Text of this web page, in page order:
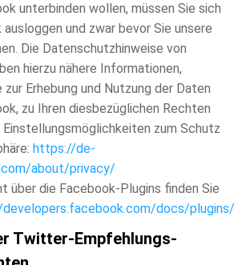
unterbinden wollen, müssen Sie sich
und zwar bevor Sie unsere
Die Datenschutzhinweise von
hierzu nähere Informationen,
zur Erhebung und Nutzung der Daten
zu Ihren diesbezüglichen Rechten
Einstellungsmöglichkeiten zum Schutz
https://de-
about/privacy/
über die Facebook-Plugins finden Sie
docs/plugins/
Twitter-Empfehlungs-